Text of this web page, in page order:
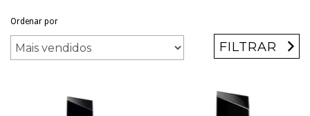
Ordenar por
FILTRAR